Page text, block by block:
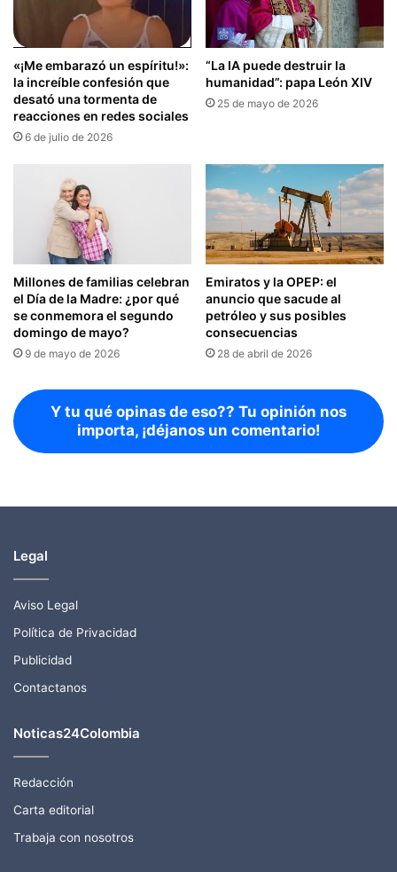
«¡Me embarazó un espíritu!»:
la increíble confesión que
desató una tormenta de
reacciones en redes sociales
6 de julio de 2026
“La IA puede destruir la
humanidad”: papa León XIV
25 de mayo de 2026
Millones de familias celebran
el Día de la Madre: ¿por qué
se conmemora el segundo
domingo de mayo?
9 de mayo de 2026
Emiratos y la OPEP: el
anuncio que sacude al
petróleo y sus posibles
consecuencias
28 de abril de 2026
Y tu qué opinas de eso?? Tu opinión nos
importa, ¡déjanos un comentario!
Legal
Aviso Legal
Política de Privacidad
Publicidad
Contactanos
Noticas24Colombia
Redacción
Carta editorial
Trabaja con nosotros